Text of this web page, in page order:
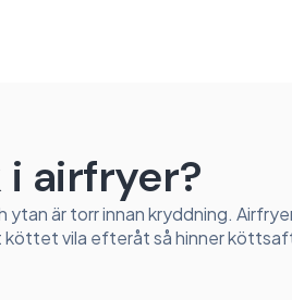
airfryer?
är torr innan kryddning.
vila efteråt så hinner